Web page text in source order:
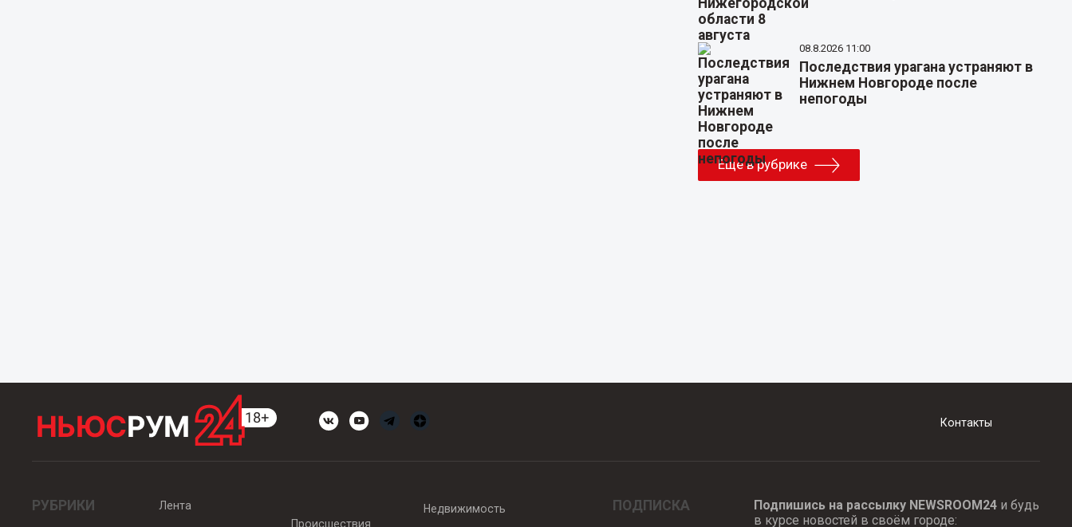
08.8.2026 11:00
Последствия урагана устраняют в
Нижнем Новгороде после
непогоды
Еще в рубрике
Контакты
РУБРИКИ
Лента
Происшествия
Недвижимость ПОДПИСКА Подпишись на рассылку NEWSROOM24и будь
в курсе новостей в своём городе: